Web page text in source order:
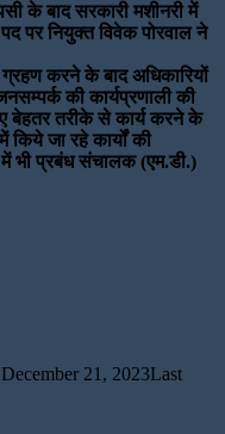
के बाद सरकारी मशीनरी में
पर नियुक्त विवेक पोरवाल ने
करने के बाद अधिकारियों
की कार्यप्रणाली की
बेहतर तरीके से कार्य करने के
किये जा रहे कार्यों की
में भी प्रबंध संचालक (एम.डी.)
December 21, 2023Last